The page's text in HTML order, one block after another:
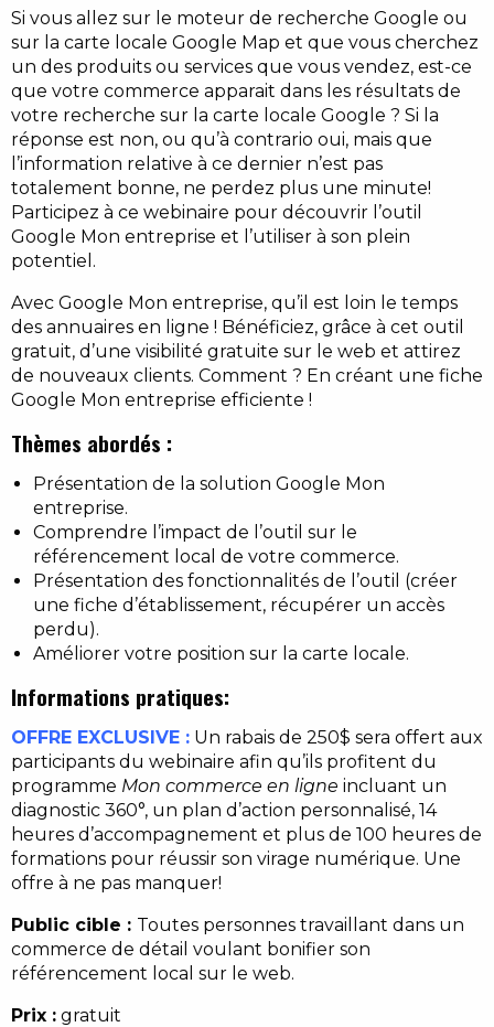
Si vous allez sur le moteur de recherche Google ou
sur la carte locale Google Map et que vous cherchez
un des produits ou services que vous vendez, est-ce
que votre commerce apparait dans les résultats de
votre recherche sur la carte locale Google ? Si la
réponse est non, ou qu’à contrario oui, mais que
l’information relative à ce dernier n’est pas
totalement bonne, ne perdez plus une minute!
Participez à ce webinaire pour découvrir l’outil
Google Mon entreprise et l’utiliser à son plein
potentiel.
Avec Google Mon entreprise, qu’il est loin le temps
des annuaires en ligne ! Bénéficiez, grâce à cet outil
gratuit, d’une visibilité gratuite sur le web et attirez
de nouveaux clients. Comment ? En créant une fiche
Google Mon entreprise efficiente !
Thèmes abordés :
Présentation de la solution Google Mon
entreprise.
Comprendre l’impact de l’outil sur le
référencement local de votre commerce.
Présentation des fonctionnalités de l’outil (créer
une fiche d’établissement, récupérer un accès
perdu).
Améliorer votre position sur la carte locale.
Informations pratiques:
OFFRE EXCLUSIVE : Un rabais de 250$ sera offert aux
participants du webinaire afin qu’ils profitent du
programme Mon commerce en ligne incluant un
diagnostic 360°, un plan d’action personnalisé, 14
heures d’accompagnement et plus de 100 heures de
formations pour réussir son virage numérique. Une
offre à ne pas manquer!
Public cible : Toutes personnes travaillant dans un
commerce de détail voulant bonifier son
référencement local sur le web.
Prix : gratuit